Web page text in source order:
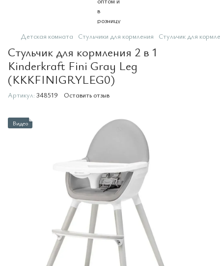
Детская комната Стульчики для кормления Стульчик для
Стульчик для кормления 2 в 1
Kinderkraft Fini Gray Leg
(KKKFINIGRYLEG0)
Артикул: 348519 Оставить отзыв
Видео